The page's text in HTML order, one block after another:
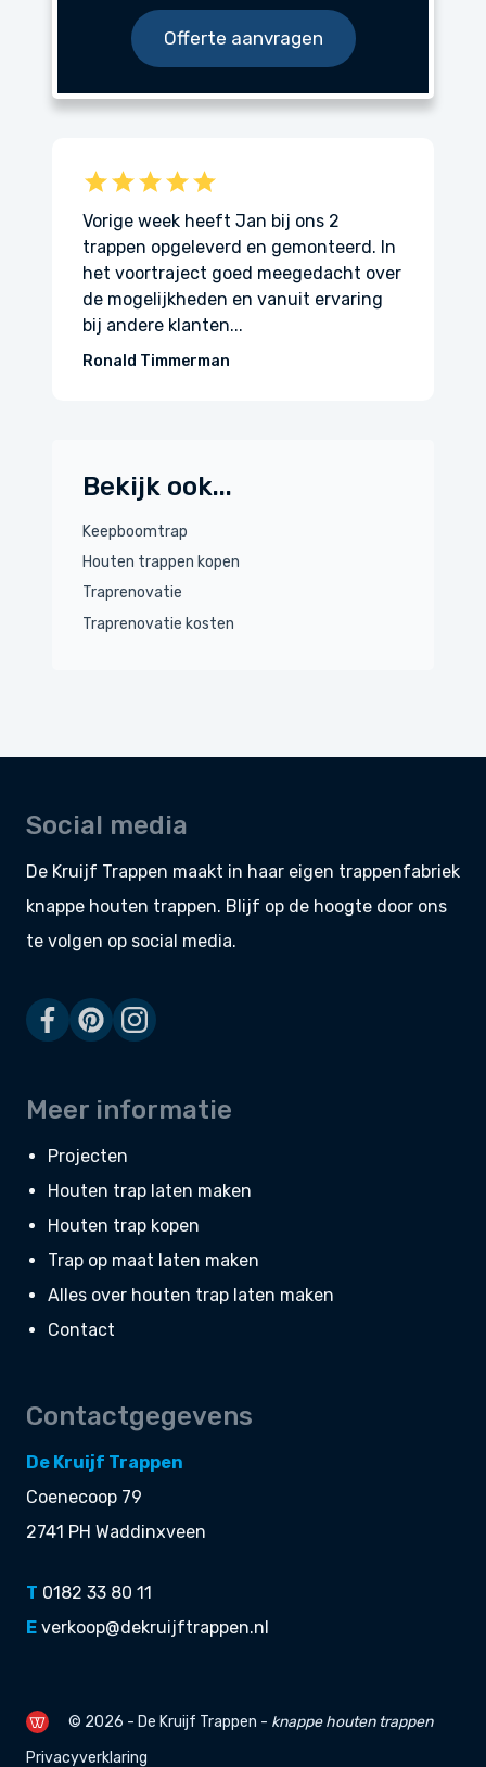
Offerte aanvragen
gemonteerd. In
over
ervaring
We zijn ontzettend blij met onze
nieuwe trap. Het hele proces verliep
soepel: de communicatie was duidelijk,
de plaatsing ging snel en het resultaat
is...
Natasja
Bekijk ook...
Keepboomtrap
Houten trappen kopen
Traprenovatie
Traprenovatie kosten
Social media
De Kruijf Trappen maakt in haar eigen trappenfabriek
knappe houten trappen. Blijf op de hoogte door ons
te volgen op social media.
Meer informatie
Projecten
Houten trap laten maken
Houten trap kopen
Trap op maat laten maken
Alles over houten trap laten maken
Contact
Contactgegevens
De Kruijf Trappen
Coenecoop 79
2741 PH Waddinxveen
T 0182 33 80 11
E verkoop@dekruijftrappen.nl
© 2026 - De Kruijf Trappen - knappehouten trappen
Privacyverklaring